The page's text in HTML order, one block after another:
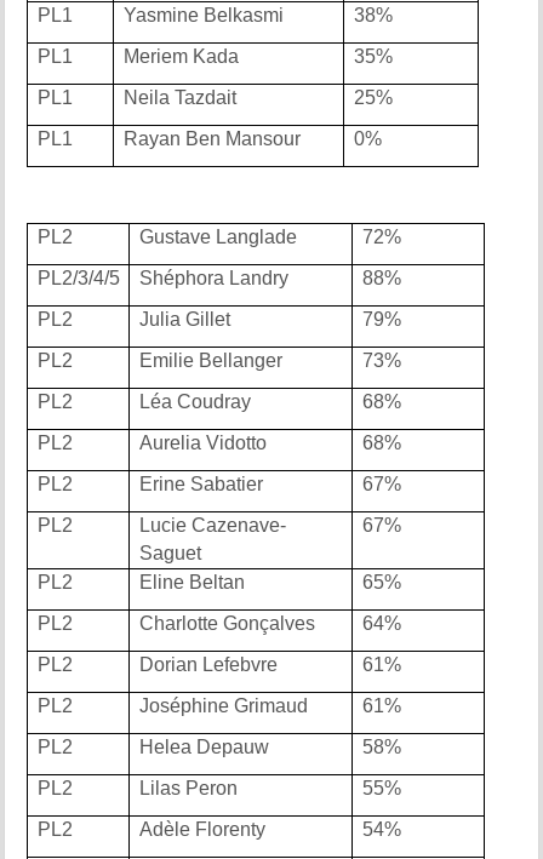
PL1
Yasmine Belkasmi
38%
PL1
Meriem Kada
35%
PL1
Neila Tazdait
25%
PL1
Rayan Ben Mansour 0%
PL2 Gustave Langlade
72%
PL2/3/4/5
Shéphora Landry
88%
PL2
Julia Gillet
79%
PL2
Emilie Bellanger
73%
PL2
Léa Coudray
68%
PL2
Aurelia Vidotto
68%
PL2
Erine Sabatier
67%
PL2
Lucie Cazenave-
Saguet
67%
PL2 Eline Beltan
65%
PL2
Charlotte Gonçalves
64%
PL2
Dorian Lefebvre
61%
PL2
Joséphine Grimaud
61%
PL2
Helea Depauw
58%
PL2
Lilas Peron
55%
PL2
Adèle Florenty
54%